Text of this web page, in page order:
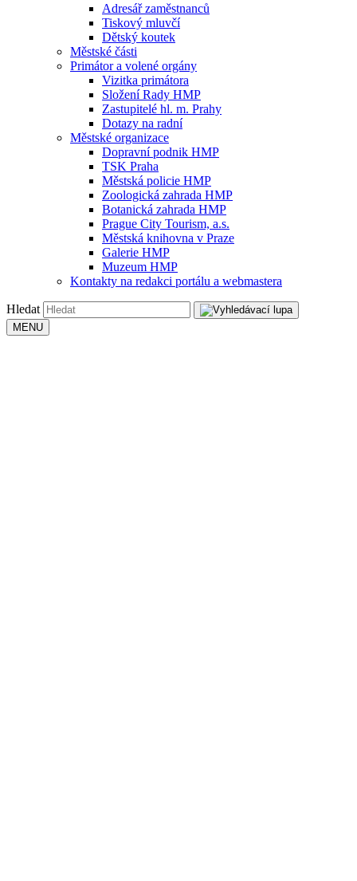
Adresář zaměstnanců
Tiskový mluvčí
Dětský koutek
Městské části
Primátor a volené orgány
Vizitka primátora
Složení Rady HMP
Zastupitelé hl. m. Prahy
Dotazy na radní
Městské organizace
Dopravní podnik HMP
TSK Praha
Městská policie HMP
Zoologická zahrada HMP
Botanická zahrada HMP
Prague City Tourism, a.s.
Městská knihovna v Praze
Galerie HMP
Muzeum HMP
Kontakty na redakci portálu a webmastera
Hledat
MENU